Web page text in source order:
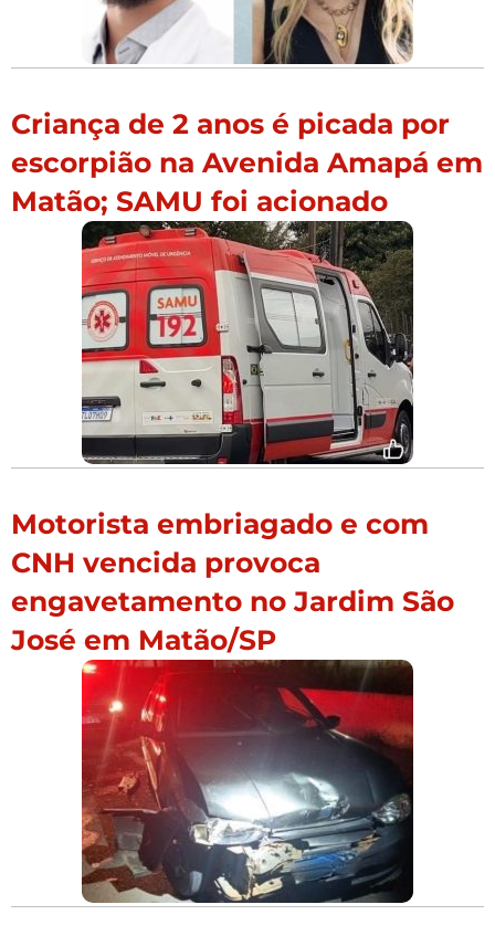
Criança de 2 anos é picada por
escorpião na Avenida Amapá em
Matão; SAMU foi acionado
Motorista embriagado e com
CNH vencida provoca
engavetamento no Jardim São
José em Matão/SP